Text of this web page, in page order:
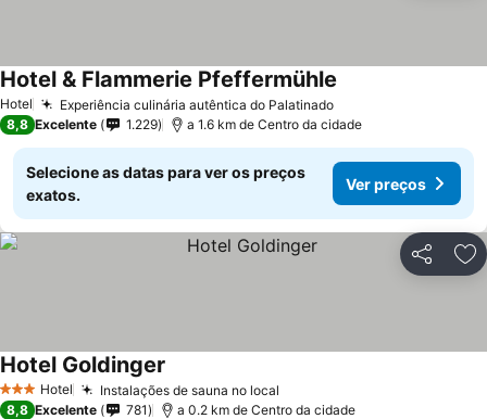
Hotel Experiência culinária autêntica do Palatinado
Hotel & Flammerie Pfeffermühle
8,8 Excelente 1.229 a 1.6 km de Centro da cidade
Selecione as datas para ver os preços
exatos.
Ver preços
Partilhar
3 EstrelasHotel Instalações de sauna no local
Hotel Goldinger
8,8 Excelente 781 a 0.2 km de Centro da cidade